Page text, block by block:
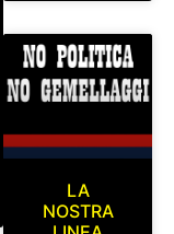
LA
NOSTRA